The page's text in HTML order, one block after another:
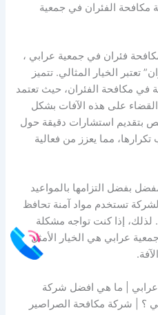
الفئران في جمعية
فئران في جمعية عرابي ،
تعتبر الخيار المثالي. تتميز
في مكافحة الفئران، حيث تعتمد
على هذه الآفات بشكل
بتقديم استشارات دقيقة حول
مما يعزز من فعالية
بفضل التزامها بالمواعيد
تستخدم مواد آمنة تحافظ
إذا كنت تواجه مشكلة
عرابي هي الخيار الأمثل
عرابي | ما هي افضل شركة
؟ | شركة مكافحة الصراصير